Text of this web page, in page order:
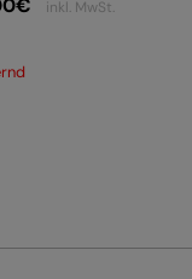
€ inkl. MwSt.